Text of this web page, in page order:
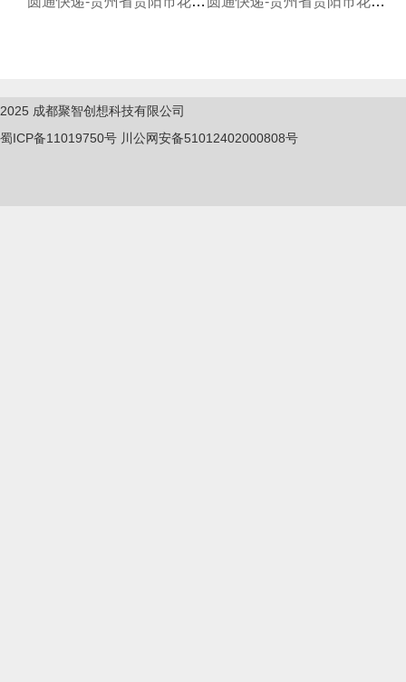
2025 成都聚智创想科技有限公司
蜀ICP备11019750号 川公网安备51012402000808号